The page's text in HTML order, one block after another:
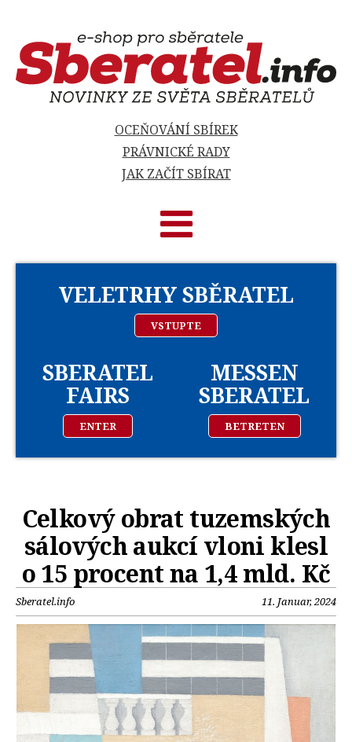
OCEŇOVÁNÍ SBÍREK
PRÁVNICKÉ RADY
JAK ZAČÍT SBÍRAT
VELETRHY SBĚRATEL
VSTUPTE
SBERATEL
FAIRS
ENTER
MESSEN
SBERATEL
BETRETEN
Celkový obrat tuzemských
sálových aukcí vloni klesl
o 15 procent na 1,4 mld. Kč
Sberatel.info 11. Januar, 2024